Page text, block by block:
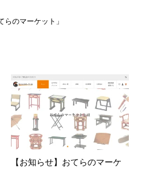
らのマーケット」
【お知らせ】おてらのマーケ